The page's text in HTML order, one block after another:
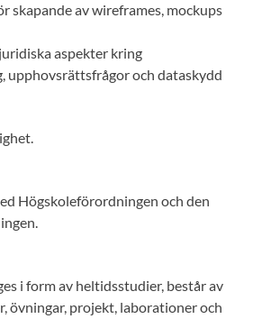
skapande av wireframes, mockups
aspekter kring
upphovsrättsfrågor och dataskydd
Högskoleförordningen och den
i form av heltidsstudier, består av
övningar, projekt, laborationer och